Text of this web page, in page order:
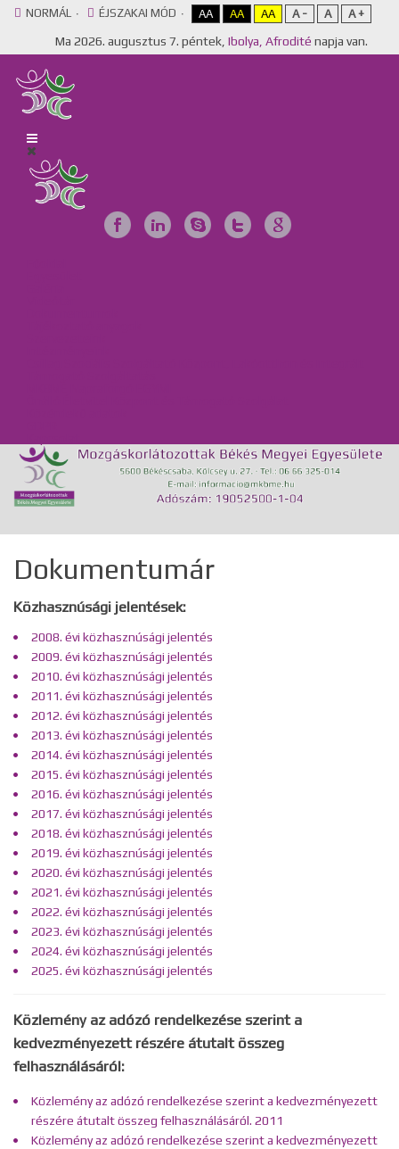
NORMÁL ÉJSZAKAI MÓD AA AA AA A - A A +
Ma 2026. augusztus 7. péntek, Ibolya, Afrodité napja van.
Dokumentumár
Közhasznúsági jelentések:
2008. évi közhasznúsági jelentés
2009. évi közhasznúsági jelentés
2010. évi közhasznúsági jelentés
2011. évi közhasznúsági jelentés
2012. évi közhasznúsági jelentés
2013. évi közhasznúsági jelentés
2014. évi közhasznúsági jelentés
2015. évi közhasznúsági jelentés
2016. évi közhasznúsági jelentés
2017. évi közhasznúsági jelentés
2018. évi közhasznúsági jelentés
2019. évi közhasznúsági jelentés
2020. évi közhasznúsági jelentés
2021. évi közhasznúsági jelentés
2022. évi közhasznúsági jelentés
2023. évi közhasznúsági jelentés
2024. évi közhasznúsági jelentés
2025. évi közhasznúsági jelentés
Közlemény az adózó rendelkezése szerint a
kedvezményezett részére átutalt összeg
felhasználásáról:
Közlemény az adózó rendelkezése szerint a kedvezményezett
részére átutalt összeg felhasználásáról. 2011
Közlemény az adózó rendelkezése szerint a kedvezményezett